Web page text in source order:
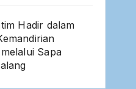
Hadir dalam
Sapa